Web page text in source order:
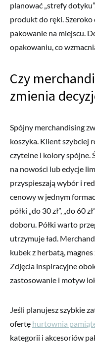
planować „strefy
produkt do ręki.
pakowanie na miejscu.
opakowaniu, co
Czy
zmienia
Spójny merchandising
koszyka. Klient szybciej
czytelne i kolory spójne.
na nowości lub edycje
przyspieszają wybór i
cenowy w jednym
półki „do 30 zł”, „do 60
doboru. Półki warto
utrzymuje ład.
kubek z herbatą,
Zdjęcia inspiracyjne
zastosowanie i motyw
Jeśli planujesz szybkie
ofertę hurtownia
kategorii i akcesoriów